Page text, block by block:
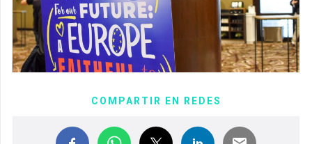
COMPARTIR EN REDES